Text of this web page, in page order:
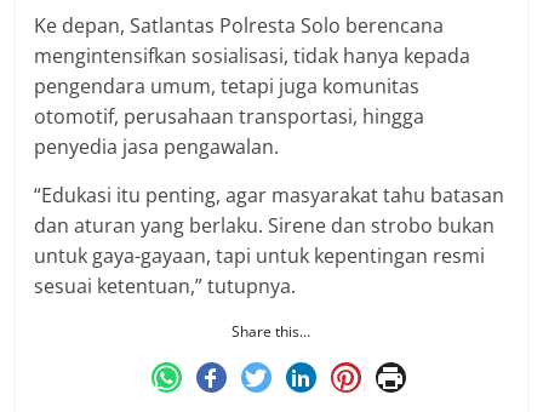
Ke depan, Satlantas Polresta Solo berencana
mengintensifkan sosialisasi, tidak hanya kepada
pengendara umum, tetapi juga komunitas
otomotif, perusahaan transportasi, hingga
penyedia jasa pengawalan.
“Edukasi itu penting, agar masyarakat tahu batasan
dan aturan yang berlaku. Sirene dan strobo bukan
untuk gaya-gayaan, tapi untuk kepentingan resmi
sesuai ketentuan,” tutupnya.
Share this…